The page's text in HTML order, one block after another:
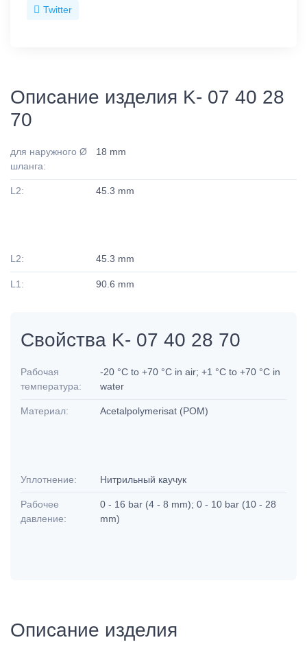
Twitter
Описание изделия K- 07 40 28
70
для наружного Ø
шланга:
18 mm
L2: 45.3 mm
L2: 45.3 mm
L1: 90.6 mm
Свойства K- 07 40 28 70
Рабочая
температура:
-20 °C to +70 °C in air; +1 °C to +70 °C in
water
Материал: Acetalpolymerisat (POM)
Уплотнение: Нитрильный каучук
Рабочее
давление:
0 - 16 bar (4 - 8 mm); 0 - 10 bar (10 - 28
mm)
Описание изделия